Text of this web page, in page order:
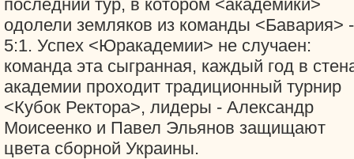
последний тур, в котором <академики>
одолели земляков из команды <Бавария> -
5:1. Успех <Юракадемии> не случаен:
команда эта сыгранная, каждый год в
академии проходит традиционный турнир
<Кубок Ректора>, лидеры - Александр
Моисеенко и Павел Эльянов защищают
цвета сборной Украины.